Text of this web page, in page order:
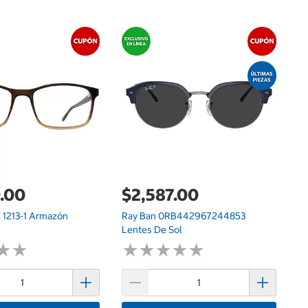
1 Armazón
★
★
$2,587.00
Ray Ban 0RB442967244853
Lentes De Sol
★★★★★
★★★★★